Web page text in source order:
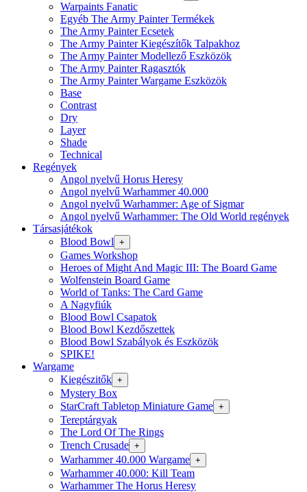
Warpaints Fanatic
Egyéb The Army Painter Termékek
The Army Painter Ecsetek
The Army Painter Kiegészítők Talpakhoz
The Army Painter Modellező Eszközök
The Army Painter Ragasztók
The Army Painter Wargame Eszközök
Base
Contrast
Dry
Layer
Shade
Technical
Regények
Angol nyelvű Horus Heresy
Angol nyelvű Warhammer 40.000
Angol nyelvű Warhammer: Age of Sigmar
Angol nyelvű Warhammer: The Old World regények
Társasjátékok
Blood Bowl +
Games Workshop
Heroes of Might And Magic III: The Board Game
Wolfenstein Board Game
World of Tanks: The Card Game
A Nagyfiúk
Blood Bowl Csapatok
Blood Bowl Kezdőszettek
Blood Bowl Szabályok és Eszközök
SPIKE!
Wargame
Kiegészitők +
Mystery Box
StarCraft Tabletop Miniature Game +
Tereptárgyak
The Lord Of The Rings
Trench Crusade +
Warhammer 40.000 Wargame +
Warhammer 40.000: Kill Team
Warhammer The Horus Heresy